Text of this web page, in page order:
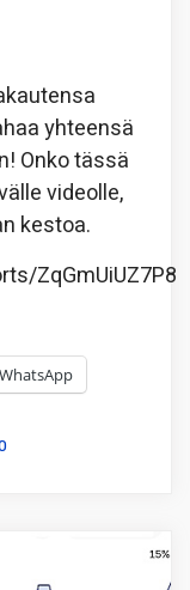
yhteensä
Onko tässä
videolle,
kestoa.
ZqGmUiUZ7P8
WhatsApp